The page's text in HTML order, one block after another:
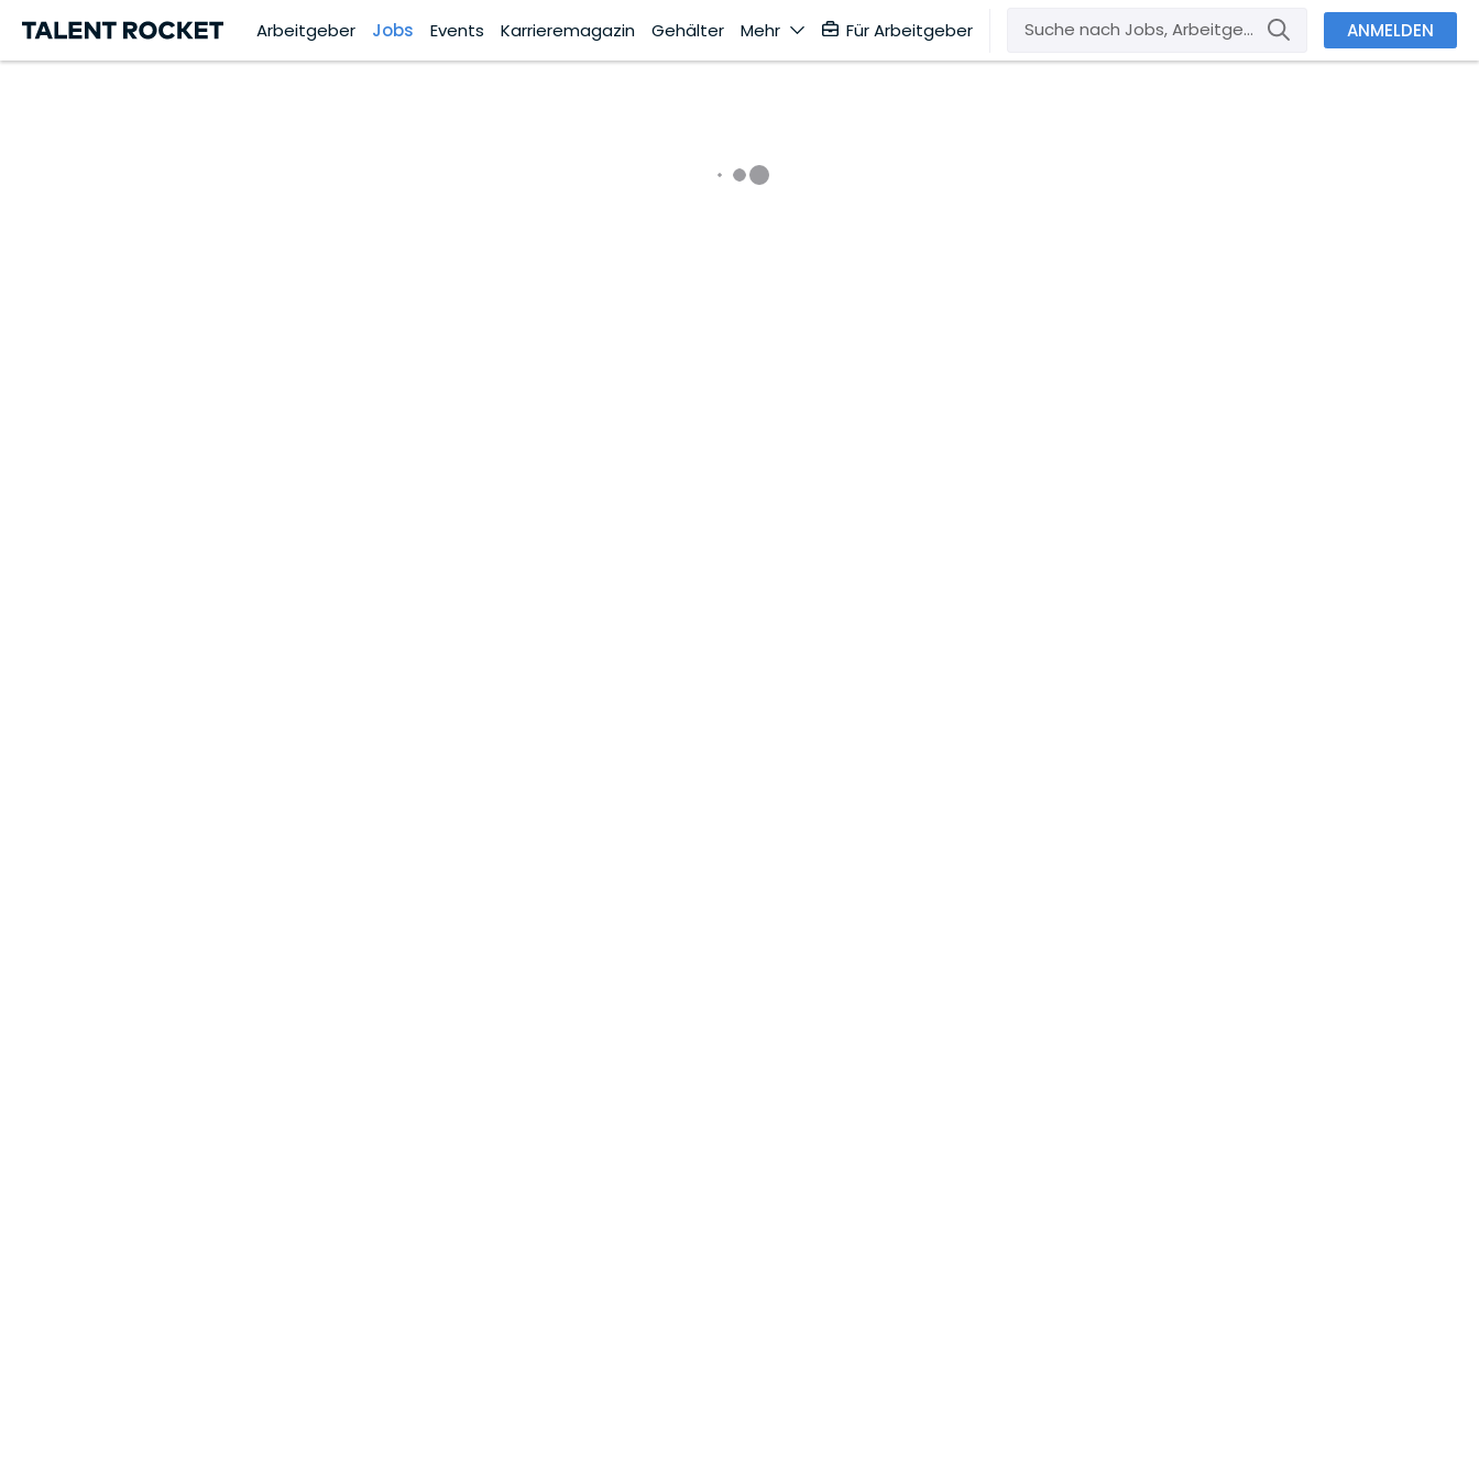
Arbeitgeber Jobs Events Karrieremagazin Gehälter Mehr Für Arbeitgeber ANMELDEN